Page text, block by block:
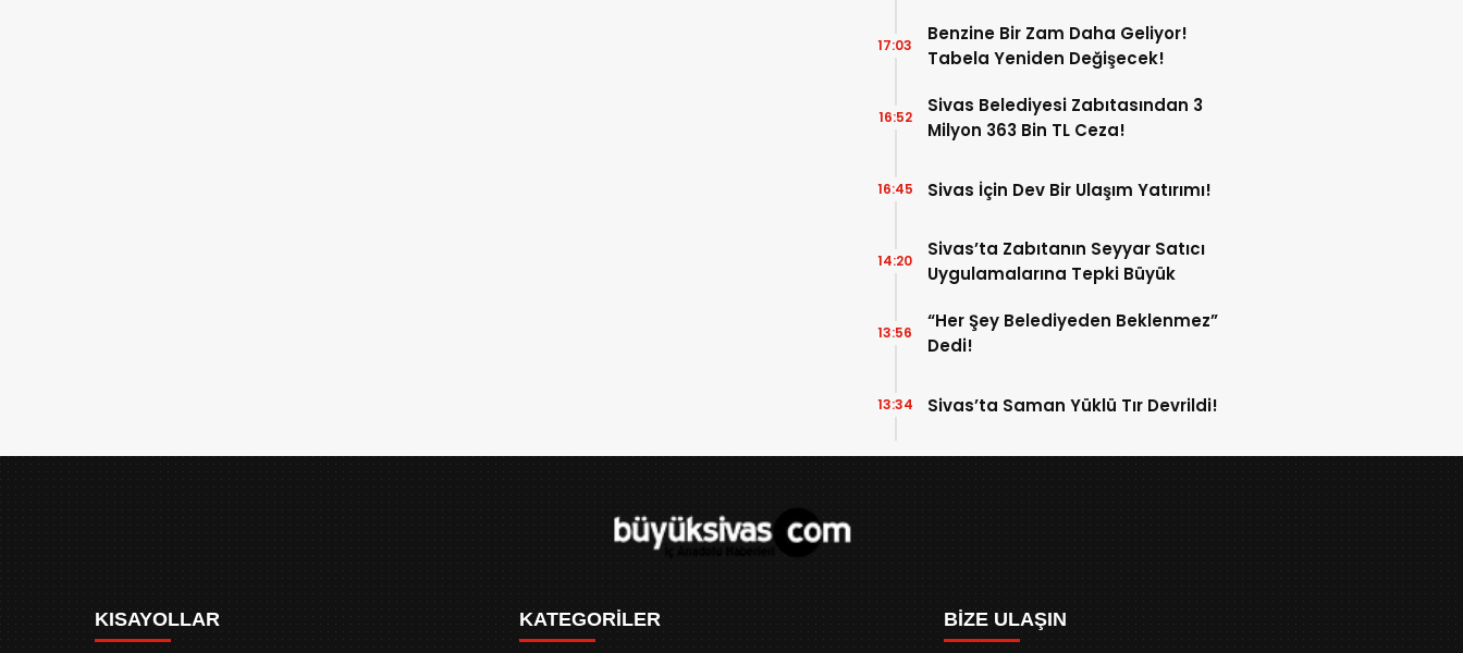
Benzine Bir Zam Daha Geliyor!
Tabela Yeniden Değişecek!
17:03
Sivas Belediyesi Zabıtasından 3
Milyon 363 Bin TL Ceza!
16:52
Sivas İçin Dev Bir Ulaşım Yatırımı!
16:45
Sivas’ta Zabıtanın Seyyar Satıcı
Uygulamalarına Tepki Büyük
14:20
“Her Şey Belediyeden Beklenmez”
Dedi!
13:56
Sivas’ta Saman Yüklü Tır Devrildi!
13:34
KISAYOLLAR KATEGORİLER BİZE ULAŞIN